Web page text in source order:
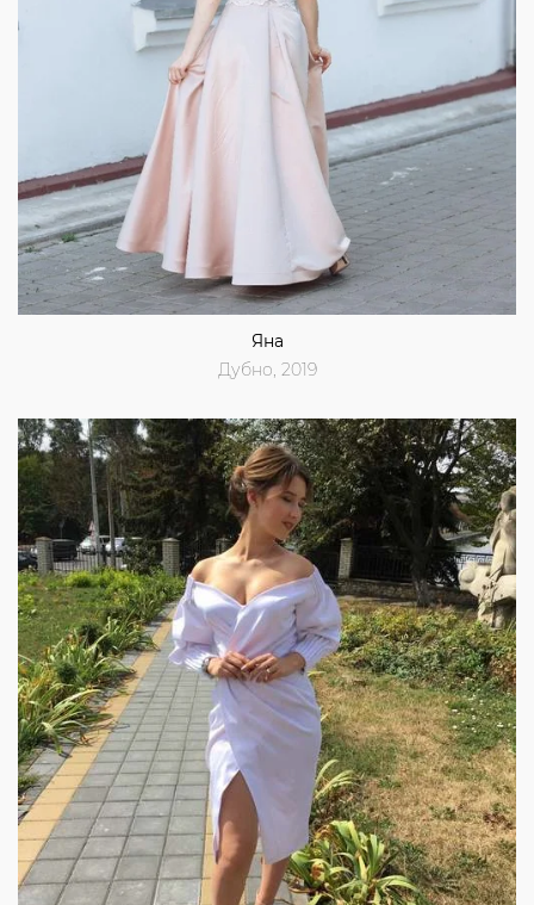
Яна
Дубно, 2019